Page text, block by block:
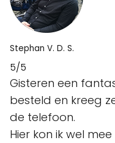
Stephan V. D. S.
5/5
Gisteren een
besteld en kreeg
de telefoon.
Hier kon ik wel mee